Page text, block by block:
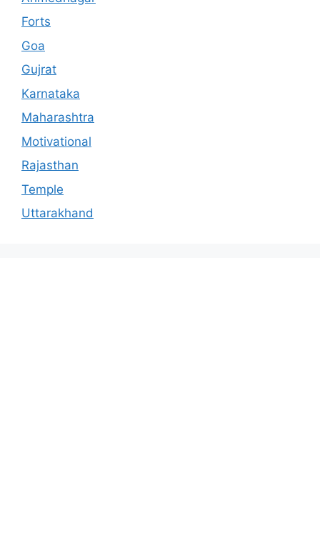
Forts
Goa
Gujrat
Karnataka
Maharashtra
Motivational
Rajasthan
Temple
Uttarakhand